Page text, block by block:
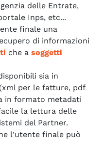
delle Entrate,
Inps, etc...
finale una
di informazioni
che a soggetti
sia in
per le fatture, pdf
in formato metadati
la lettura delle
del Partner.
l'utente finale può